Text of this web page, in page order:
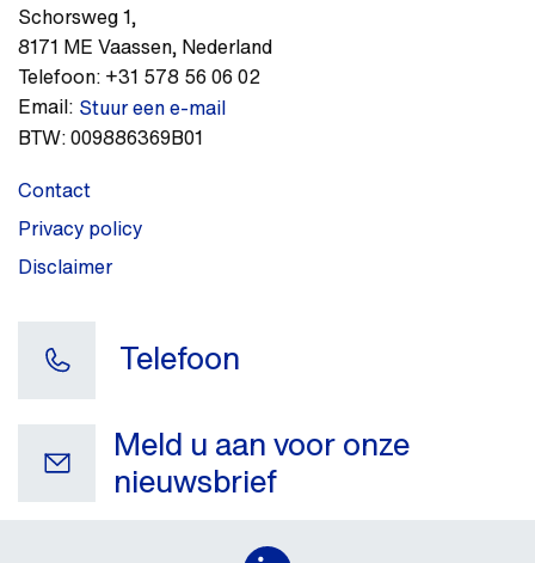
Schorsweg 1,
8171 ME Vaassen, Nederland
Telefoon: +31 578 56 06 02
Email: Stuur een e-mail
BTW:009886369B01
Contact
Privacy policy
Disclaimer
Telefoon
Meld u aan voor onze
nieuwsbrief
Uw e-mail